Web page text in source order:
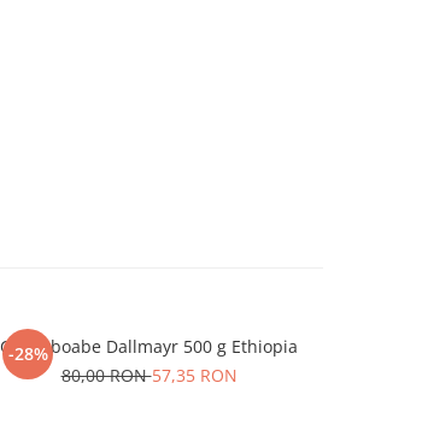
-28%
Cafea boabe Dallmayr 500 g Ethiopia
80,00 RON57,35 RON